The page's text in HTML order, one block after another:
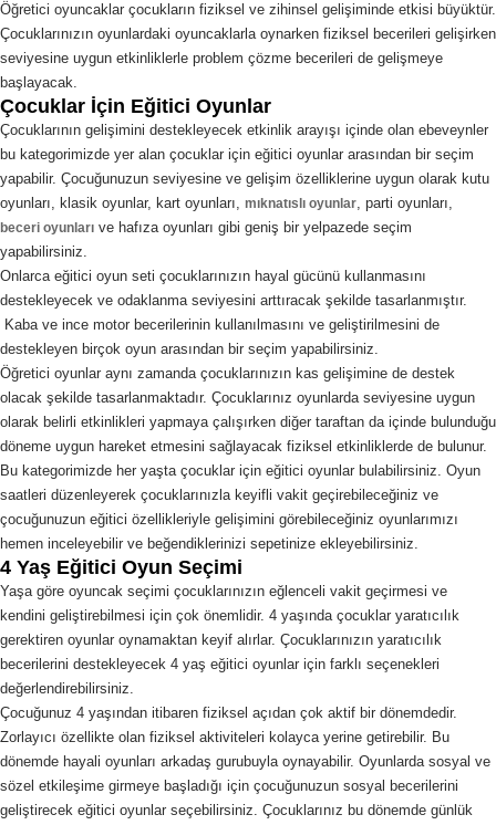
Öğretici oyuncaklar çocukların fiziksel ve zihinsel gelişiminde etkisi büyüktür.
Çocuklarınızın oyunlardaki oyuncaklarla oynarken fiziksel becerileri gelişirken
seviyesine uygun etkinliklerle problem çözme becerileri de gelişmeye
başlayacak.
Çocuklar İçin Eğitici Oyunlar
Çocuklarının gelişimini destekleyecek etkinlik arayışı içinde olan ebeveynler
bu kategorimizde yer alan çocuklar için eğitici oyunlar arasından bir seçim
yapabilir. Çocuğunuzun seviyesine ve gelişim özelliklerine uygun olarak kutu
oyunları, klasik oyunlar, kart oyunları, mıknatıslı oyunlar, parti oyunları,
beceri oyunları ve hafıza oyunları gibi geniş bir yelpazede seçim
yapabilirsiniz.
Onlarca eğitici oyun seti çocuklarınızın hayal gücünü kullanmasını
destekleyecek ve odaklanma seviyesini arttıracak şekilde tasarlanmıştır.
Kaba ve ince motor becerilerinin kullanılmasını ve geliştirilmesini de
destekleyen birçok oyun arasından bir seçim yapabilirsiniz.
Öğretici oyunlar aynı zamanda çocuklarınızın kas gelişimine de destek
olacak şekilde tasarlanmaktadır. Çocuklarınız oyunlarda seviyesine uygun
olarak belirli etkinlikleri yapmaya çalışırken diğer taraftan da içinde bulunduğu
döneme uygun hareket etmesini sağlayacak fiziksel etkinliklerde de bulunur.
Bu kategorimizde her yaşta çocuklar için eğitici oyunlar bulabilirsiniz. Oyun
saatleri düzenleyerek çocuklarınızla keyifli vakit geçirebileceğiniz ve
çocuğunuzun eğitici özellikleriyle gelişimini görebileceğiniz oyunlarımızı
hemen inceleyebilir ve beğendiklerinizi sepetinize ekleyebilirsiniz.
4 Yaş Eğitici Oyun Seçimi
Yaşa göre oyuncak seçimi çocuklarınızın eğlenceli vakit geçirmesi ve
kendini geliştirebilmesi için çok önemlidir. 4 yaşında çocuklar yaratıcılık
gerektiren oyunlar oynamaktan keyif alırlar. Çocuklarınızın yaratıcılık
becerilerini destekleyecek 4 yaş eğitici oyunlar için farklı seçenekleri
değerlendirebilirsiniz.
Çocuğunuz 4 yaşından itibaren fiziksel açıdan çok aktif bir dönemdedir.
Zorlayıcı özellikte olan fiziksel aktiviteleri kolayca yerine getirebilir. Bu
dönemde hayali oyunları arkadaş gurubuyla oynayabilir. Oyunlarda sosyal ve
sözel etkileşime girmeye başladığı için çocuğunuzun sosyal becerilerini
geliştirecek eğitici oyunlar seçebilirsiniz. Çocuklarınız bu dönemde günlük